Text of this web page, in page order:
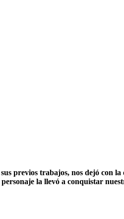
previos trabajos, nos dejó con la
la llevó a conquistar